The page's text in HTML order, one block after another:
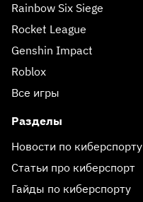
Rainbow Six Siege
Rocket League
Genshin Impact
Roblox
Все игры
Разделы
Новости по киберспорту
Статьи про киберспорт
Гайды по киберспорту